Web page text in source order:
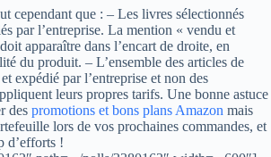
cependant que : – Les livres sélectionnés
par l’entreprise. La mention « vendu et
apparaître dans l’encart de droite, en
du produit. – L’ensemble des articles de
expédié par l’entreprise et non des
leurs propres tarifs. Une bonne astuce
des promotions et bons plans Amazon mais
lors de vos prochaines commandes, et
d’efforts !